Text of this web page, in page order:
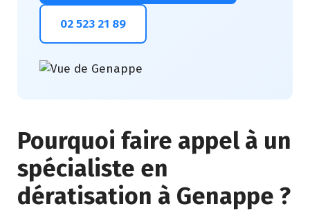
02 523 21 89
Pourquoi faire appel à un
spécialiste en
dératisation à Genappe ?